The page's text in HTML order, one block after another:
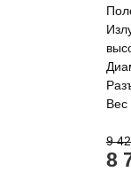
Вес
9
8